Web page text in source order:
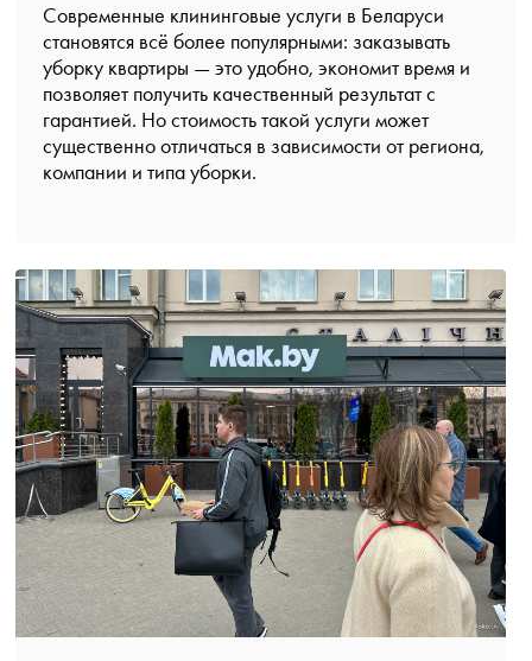
Современные клининговые услуги в Беларуси
становятся всё более популярными: заказывать
уборку квартиры — это удобно, экономит время и
позволяет получить качественный результат с
гарантией. Но стоимость такой услуги может
существенно отличаться в зависимости от региона,
компании и типа уборки.